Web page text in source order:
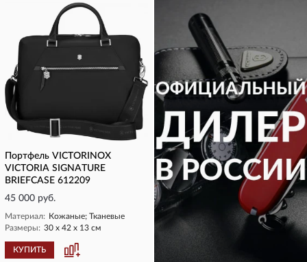
Портфель VICTORINOX
VICTORIA SIGNATURE
BRIEFCASE 612209
45 000 руб.
Материал: Кожаные; Тканевые
Размеры: 30 х 42 х 13 см
КУПИТЬ